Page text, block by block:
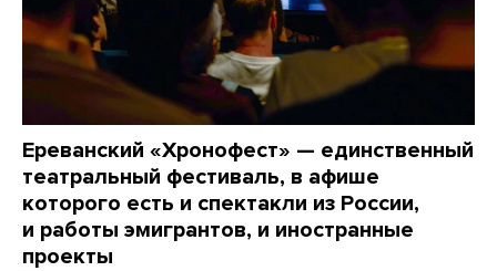
Ереванский «Хронофест» — единственный
театральный фестиваль, в афише
которого есть и спектакли из России,
и работы эмигрантов, и иностранные
проекты